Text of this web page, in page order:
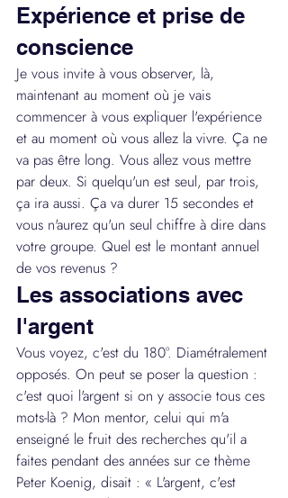
Expérience et prise de
conscience
Je vous invite à vous observer, là,
maintenant au moment où je vais
commencer à vous expliquer l'expérience
et au moment où vous allez la vivre. Ça ne
va pas être long. Vous allez vous mettre
par deux. Si quelqu'un est seul, par trois,
ça ira aussi. Ça va durer 15 secondes et
vous n'aurez qu'un seul chiffre à dire dans
votre groupe. Quel est le montant annuel
de vos revenus ?
Les associations avec
l'argent
Vous voyez, c'est du 180°. Diamétralement
opposés. On peut se poser la question :
c'est quoi l'argent si on y associe tous ces
mots-là ? Mon mentor, celui qui m'a
enseigné le fruit des recherches qu'il a
faites pendant des années sur ce thème
Peter Koenig, disait : « L'argent, c'est